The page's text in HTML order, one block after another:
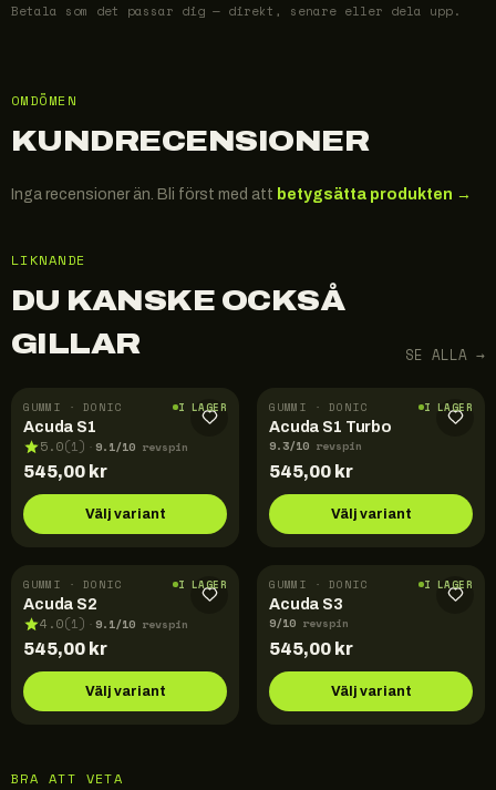
Betala som det passar dig — direkt, senare eller dela upp.
OMDÖMEN
KUNDRECENSIONER
Inga recensioner än. Bli först med att betygsätta produkten →
LIKNANDE
DU KANSKE OCKSÅ
GILLAR
SE ALLA →
GUMMI · DONIC I LAGER
Acuda S1
5.0(1) · 9.1/10 revspin
545,00 kr
Välj variant
GUMMI · DONIC I LAGER
Acuda S1 Turbo
9.3/10 revspin
545,00 kr
Välj variant
GUMMI · DONIC I LAGER
Acuda S2
4.0(1) · 9.1/10 revspin
545,00 kr
Välj variant
GUMMI · DONIC I LAGER
Acuda S3
9/10 revspin
545,00 kr
Välj variant
BRA ATT VETA